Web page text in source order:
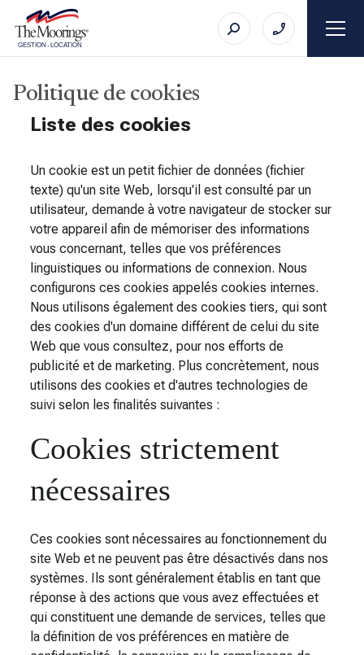
GESTION - LOCATION
Politique de cookies
Liste des cookies
Un cookie est un petit fichier de données (fichier
texte) qu'un site Web, lorsqu'il est consulté par un
utilisateur, demande à votre navigateur de stocker sur
votre appareil afin de mémoriser des informations
vous concernant, telles que vos préférences
linguistiques ou informations de connexion. Nous
configurons ces cookies appelés cookies internes.
Nous utilisons également des cookies tiers, qui sont
des cookies d'un domaine différent de celui du site
Web que vous consultez, pour nos efforts de
publicité et de marketing. Plus concrètement, nous
utilisons des cookies et d'autres technologies de
suivi selon les finalités suivantes :
Cookies strictement
nécessaires
Ces cookies sont nécessaires au fonctionnement du
site Web et ne peuvent pas être désactivés dans nos
systèmes. Ils sont généralement établis en tant que
réponse à des actions que vous avez effectuées et
qui constituent une demande de services, telles que
la définition de vos préférences en matière de